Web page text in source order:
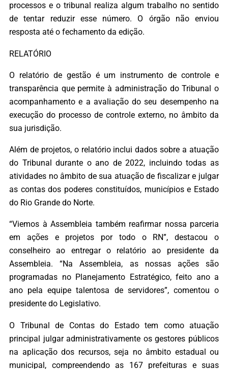
processos e o tribunal realiza algum trabalho no sentido
de tentar reduzir esse número. O órgão não enviou
resposta até o fechamento da edição.
RELATÓRIO
O relatório de gestão é um instrumento de controle e
transparência que permite à administração do Tribunal o
acompanhamento e a avaliação do seu desempenho na
execução do processo de controle externo, no âmbito da
sua jurisdição.
Além de projetos, o relatório inclui dados sobre a atuação
do Tribunal durante o ano de 2022, incluindo todas as
atividades no âmbito de sua atuação de fiscalizar e julgar
as contas dos poderes constituídos, municípios e Estado
do Rio Grande do Norte.
“Viemos à Assembleia também reafirmar nossa parceria
em ações e projetos por todo o RN”, destacou o
conselheiro ao entregar o relatório ao presidente da
Assembleia. “Na Assembleia, as nossas ações são
programadas no Planejamento Estratégico, feito ano a
ano pela equipe talentosa de servidores”, comentou o
presidente do Legislativo.
O Tribunal de Contas do Estado tem como atuação
principal julgar administrativamente os gestores públicos
na aplicação dos recursos, seja no âmbito estadual ou
municipal, compreendendo as 167 prefeituras e suas